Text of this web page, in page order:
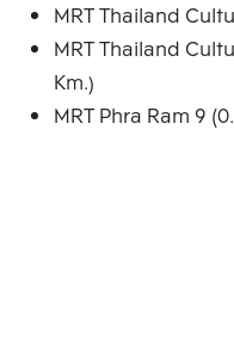
MRT Thailand
MRT Thailand
Km.)
MRT Phra Ram 9